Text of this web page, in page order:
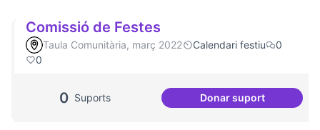
Comissió de Festes
Taula Comunitària, març 2022 Calendari festiu
0
0
0 Suports Donar suport
Comissió de